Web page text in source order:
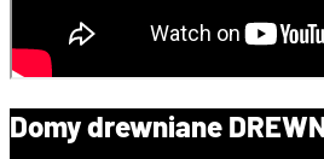
Domy drewniane